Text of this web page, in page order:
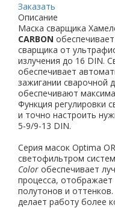
Заказать
Описание
Маска сварщика
CARBON
сварщика от
излучения до 16 DIN.
обеспечивает
зажигании сварочной
обеспечивают
Функция регулировки
и точно настроить
5-9/9-13 DIN.
Серия масок Optima
светофильтром
Сolor обеспечивает
процесса,
полутонов и
делает работу более